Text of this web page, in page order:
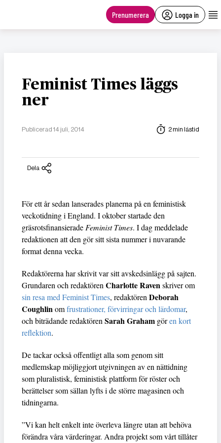
Prenumerera Logga in
Feminist Times läggs
ner
Publicerad 14 juli, 2014 2 min lästid
Dela
För ett år sedan lanserades planerna på en feministisk
veckotidning i England. I oktober startade den
gräsrotsfinansierade Feminist Times. I dag meddelade
redaktionen att den gör sitt sista nummer i nuvarande
format denna vecka.
Redaktörerna har skrivit var sitt avskedsinlägg på sajten.
Grundaren och redaktören Charlotte Ravenskriver om
sin resa med Feminist Times, redaktören Deborah
Coughlinomfrustrationer, förvirringar och lärdomar,
och biträdande redaktören Sarah Graham gören kort
reflektion.
De tackar också offentligt alla som genom sitt
medlemskap möjliggjort utgivningen av en nättidning
som pluralistisk, feministisk plattform för röster och
berättelser som sällan lyfts i de större magasinen och
tidningarna.
”Vi kan helt enkelt inte överleva längre utan att behöva
förändra våra värderingar. Andra projekt som vårt tillåter